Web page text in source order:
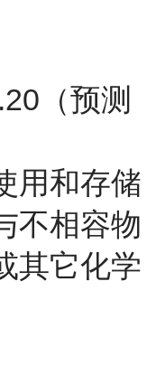
（预测
用和存储
不相容物
其它化学